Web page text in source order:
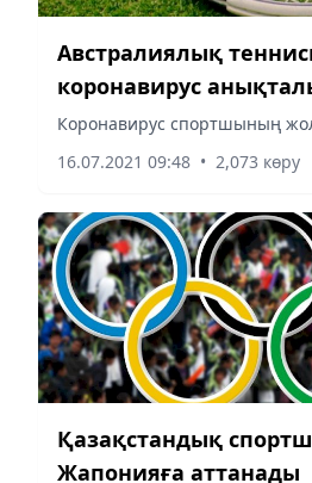
Австралиялық
коронавирус
Олимпиададан
Коронавирус спортшының
16.07.2021 09:48 • 2,073 көру
Қазақстандық
Жапонияға аттанады